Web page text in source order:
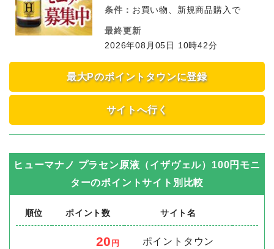
条件： お買い物、新規商品購入で
最終更新
2026年08月05日 10時42分
最大Pのポイントタウンに登録
サイトへ行く
ヒューマナノ プラセン原液（イザヴェル）100円モニ
ターのポイントサイト別比較
順位 ポイント数 サイト名
20 円
ポイントタウン